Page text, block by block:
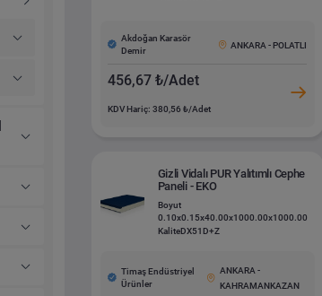
Akdoğan Karasör
Demir
ANKARA - POLATLI
456,67 ₺/Adet
KDV Hariç: 380,56 ₺/Adet
Gizli Vidalı PUR Yalıtımlı Cephe
Paneli - EKO
Boyut
0.10x0.15x40.00x1000.00x1000.00
KaliteDX51D+Z
Timaş Endüstriyel
Ürünler
ANKARA -
KAHRAMANKAZAN